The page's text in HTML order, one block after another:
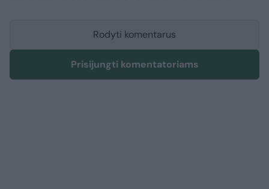
Rodyti komentarus
Prisijungti komentatoriams